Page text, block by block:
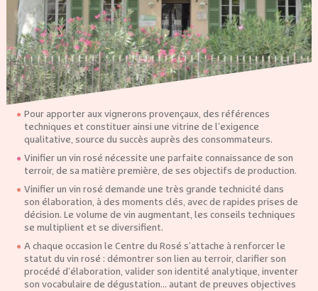
Pour apporter aux vignerons provençaux, des références
techniques et constituer ainsi une vitrine de l’exigence
qualitative, source du succès auprès des consommateurs.
Vinifier un vin rosé nécessite une parfaite connaissance de son
terroir, de sa matière première, de ses objectifs de production.
Vinifier un vin rosé demande une très grande technicité dans
son élaboration, à des moments clés, avec de rapides prises de
décision. Le volume de vin augmentant, les conseils techniques
se multiplient et se diversifient.
A chaque occasion le Centre du Rosé s’attache à renforcer le
statut du vin rosé : démontrer son lien au terroir, clarifier son
procédé d’élaboration, valider son identité analytique, inventer
son vocabulaire de dégustation… autant de preuves objectives